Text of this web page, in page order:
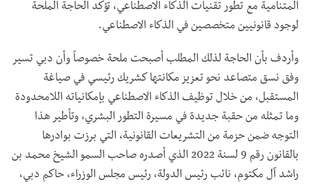
المتنامية مع تطور تقنيات الذكاء الاصطناعي، تؤكد الحاجة الملحة
لوجود قانونيين متخصصين في الذكاء الاصطناعي.
وأردف بأن الحاجة لذلك المطلب أصبحت ملحة خصوصاً وأن دبي تسير
وفق نسق متصاعد نحو تعزيز مكانتها كشريك رئيسي في صياغة
المستقبل، من خلال توظيف الذكاء الاصطناعي بإمكانياته اللامحدودة
وما تمثله من حقبة جديدة في مسيرة التطور البشري، وتأطير هذا
التوجه ضمن حزمة من التشريعات القانونية، التي برزت بوادرها
بالقانون رقم 9 لسنة 2022 الذي أصدره صاحب السمو الشيخ محمد بن
راشد آل مكتوم، نائب رئيس الدولة، رئيس مجلس الوزراء، حاكم دبي،